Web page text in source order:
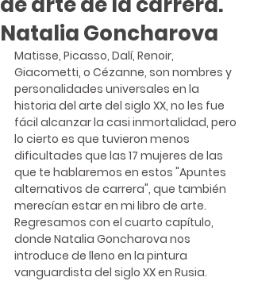
Natalia Goncharova
Matisse, Picasso, Dalí, Renoir,
Giacometti, o Cézanne, son nombres y
personalidades universales en la
historia del arte del siglo XX, no les fue
fácil alcanzar la casi inmortalidad, pero
lo cierto es que tuvieron menos
dificultades que las 17 mujeres de las
que te hablaremos en estos "Apuntes
alternativos de carrera", que también
merecían estar en mi libro de arte.
Regresamos con el cuarto capítulo,
donde Natalia Goncharova nos
introduce de lleno en la pintura
vanguardista del siglo XX en Rusia.